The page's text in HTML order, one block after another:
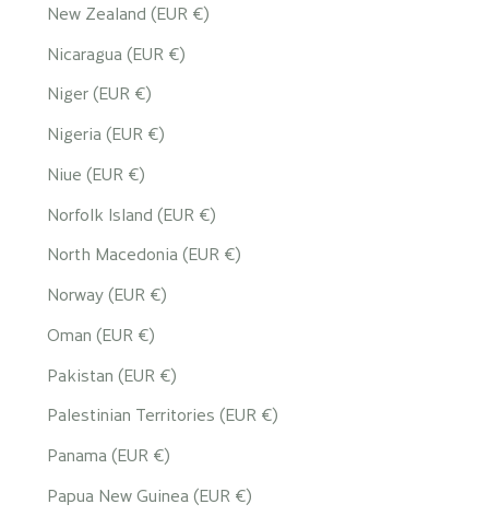
New Zealand (EUR €)
Nicaragua (EUR €)
Niger (EUR €)
Nigeria (EUR €)
Niue (EUR €)
Norfolk Island (EUR €)
North Macedonia (EUR €)
Norway (EUR €)
Oman (EUR €)
Pakistan (EUR €)
Palestinian Territories (EUR €)
Panama (EUR €)
Papua New Guinea (EUR €)